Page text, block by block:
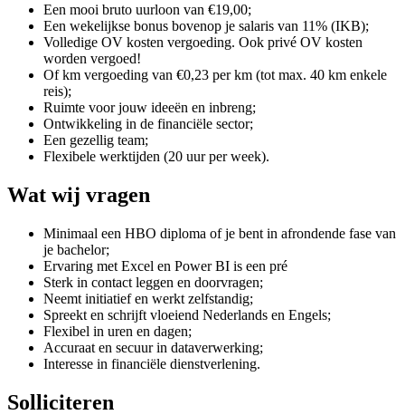
Een mooi bruto uurloon van €19,00;
Een wekelijkse bonus bovenop je salaris van 11% (IKB);
Volledige OV kosten vergoeding. Ook privé OV kosten
worden vergoed!
Of km vergoeding van €0,23 per km (tot max. 40 km enkele
reis);
Ruimte voor jouw ideeën en inbreng;
Ontwikkeling in de financiële sector;
Een gezellig team;
Flexibele werktijden (20 uur per week).
Wat wij vragen
Minimaal een HBO diploma of je bent in afrondende fase van
je bachelor;
Ervaring met Excel en Power BI is een pré
Sterk in contact leggen en doorvragen;
Neemt initiatief en werkt zelfstandig;
Spreekt en schrijft vloeiend Nederlands en Engels;
Flexibel in uren en dagen;
Accuraat en secuur in dataverwerking;
Interesse in financiële dienstverlening.
Solliciteren